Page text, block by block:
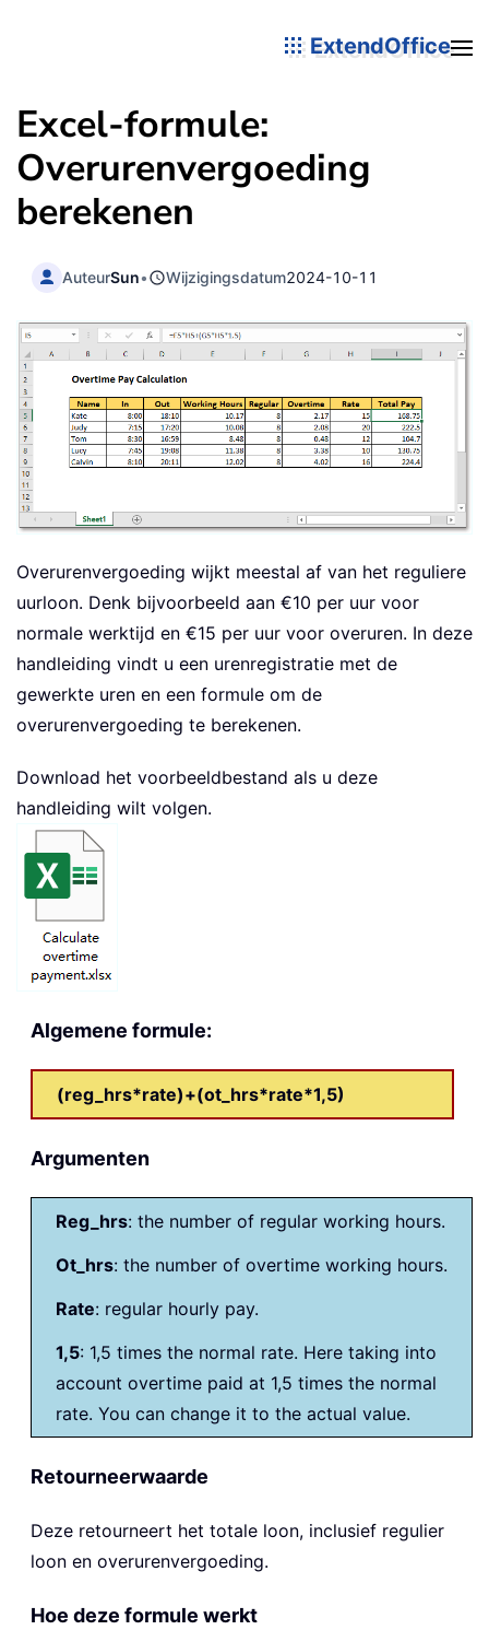
ExtendOffice
Excel-formule:
Overurenvergoeding
berekenen
AuteurSun• Wijzigingsdatum2024-10-11
Overurenvergoeding wijkt meestal af van het reguliere
uurloon. Denk bijvoorbeeld aan €10 per uur voor
normale werktijd en €15 per uur voor overuren. In deze
handleiding vindt u een urenregistratie met de
gewerkte uren en een formule om de
overurenvergoeding te berekenen.
Download het voorbeeldbestand als u deze
handleiding wilt volgen.
Algemene formule:
(reg_hrs*rate)+(ot_hrs*rate*1,5)
Argumenten
Reg_hrs: the number of regular working hours.
Ot_hrs: the number of overtime working hours.
Rate: regular hourly pay.
1,5: 1,5 times the normal rate. Here taking into
account overtime paid at 1,5 times the normal
rate. You can change it to the actual value.
Retourneerwaarde
Deze retourneert het totale loon, inclusief regulier
loon en overurenvergoeding.
Hoe deze formule werkt